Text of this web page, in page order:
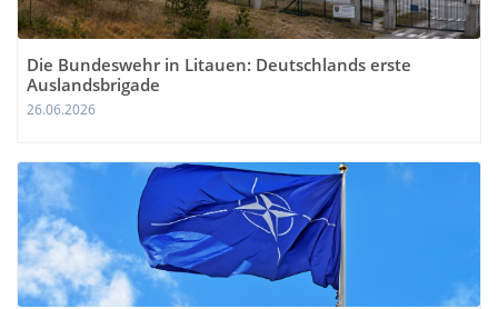
Die Bundeswehr in Litauen: Deutschlands erste
Auslandsbrigade
26.06.2026